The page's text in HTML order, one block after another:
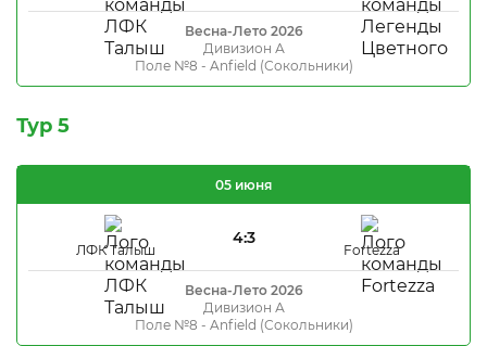
Весна-Лето 2026
Дивизион А
Поле №8 - Anfield (Сокольники)
Тур 5
ЛФК Талыш
4:3
Fortezza
05 июня
Весна-Лето 2026
Дивизион А
Поле №8 - Anfield (Сокольники)